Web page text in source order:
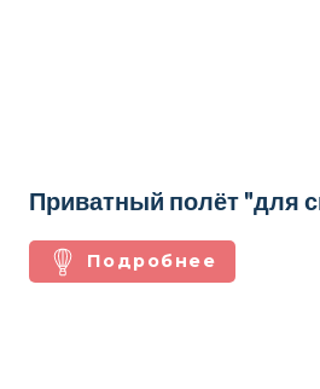
Приватный полёт "для
Подробнее